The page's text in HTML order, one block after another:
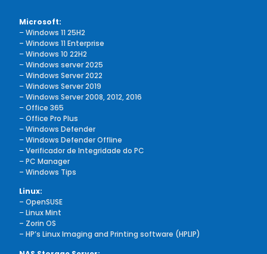
Microsoft:
–Windows 11 25H2
– Windows 11 Enterprise
–Windows 10 22H2
–Windows server 2025
–Windows Server 2022
–Windows Server 2019
– Windows Server 2008, 2012, 2016
–Office 365
–Office Pro Plus
–Windows Defender
–Windows Defender Offline
–Verificador de Integridade do PC
–PC Manager
– Windows Tips
Linux:
– OpenSUSE
–Linux Mint
– Zorin OS
– HP’s Linux Imaging and Printing software (HPLIP)